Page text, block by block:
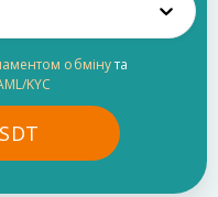
обмінута
KYC